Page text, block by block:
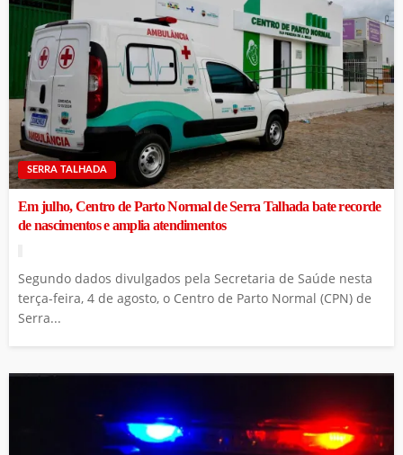
SERRA TALHADA
Em julho, Centro de Parto Normal de Serra Talhada bate recorde
de nascimentos e amplia atendimentos
Segundo dados divulgados pela Secretaria de Saúde nesta
terça-feira, 4 de agosto, o Centro de Parto Normal (CPN) de
Serra...